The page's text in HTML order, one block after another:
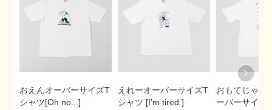
おえんオーバーサイズT
シャツ[Oh no...]
えれーオーバーサイズT
シャツ [I’m tired.]
おもてじゃう
ーバーサイズ